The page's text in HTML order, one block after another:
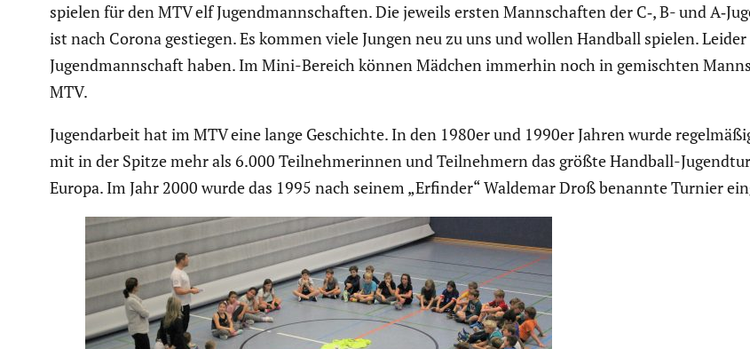
spielen für den MTV elf Jugend­mann­schaften. Die jeweils ersten Mannschaften der C‑, B- und
ist nach Corona gestiegen. Es kommen viele Jungen neu zu uns und wollen Handball spielen.
Jugend­mann­schaft haben. Im Mini-Bereich können Mädchen immerhin noch in gemischten
MTV.
Jugend­ar­beit hat im MTV eine lange Geschichte. In den 1980er und 1990er Jahren wurde
mit in der Spitze mehr als 6.000 Teilneh­me­rinnen und Teilneh­mern das größte Handball-
Europa. Im Jahr 2000 wurde das 1995 nach seinem „Erfinder“ Waldemar Droß benannte Turnier